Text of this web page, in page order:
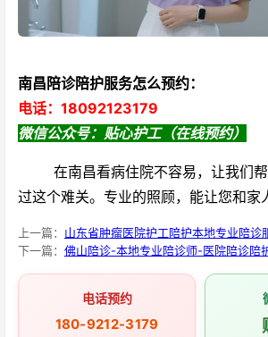
南昌陪诊陪护服务怎么预约：
电话：18092123179
微信公众号：贴心护工（在线预约）
在南昌看病住院不容易，让我们帮
过这个难关。专业的照顾，能让您和家
上一篇： 山东省肿瘤医院护工陪护本地专业陪诊
下一篇： 佛山陪诊-本地专业陪诊师-医院陪诊陪
电话预约
180-9212-3179